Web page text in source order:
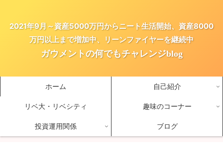
2021年9月～資産5000万円からニート生活開始、資産8000
万円以上まで増加中、リーンファイヤーを継続中
ガウメントの何でもチャレンジblog
ホーム 自己紹介
リベ大・リベシティ 趣味のコーナー
投資運用関係 ブログ